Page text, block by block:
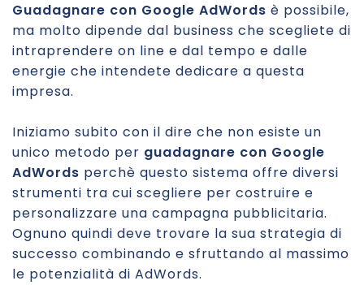
Guadagnare con Google AdWords è possibile,
ma molto dipende dal business che scegliete di
intraprendere on line e dal tempo e dalle
energie che intendete dedicare a questa
impresa.
Iniziamo subito con il dire che non esiste un
unico metodo per guadagnare con Google
AdWords perchè questo sistema offre diversi
strumenti tra cui scegliere per costruire e
personalizzare una campagna pubblicitaria.
Ognuno quindi deve trovare la sua strategia di
successo combinando e sfruttando al massimo
le potenzialità di AdWords.